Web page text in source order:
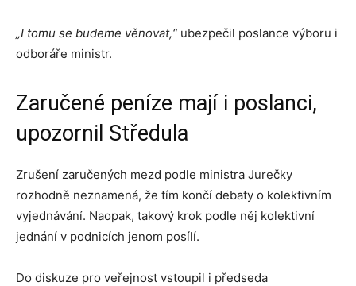
„I tomu se budeme věnovat,“ubezpečil poslance výboru i
odboráře ministr.
Zaručené peníze mají i poslanci,
upozornil Středula
Zrušení zaručených mezd podle ministra Jurečky
rozhodně neznamená, že tím končí debaty o kolektivním
vyjednávání. Naopak, takový krok podle něj kolektivní
jednání v podnicích jenom posílí.
Do diskuze pro veřejnost vstoupil i předseda